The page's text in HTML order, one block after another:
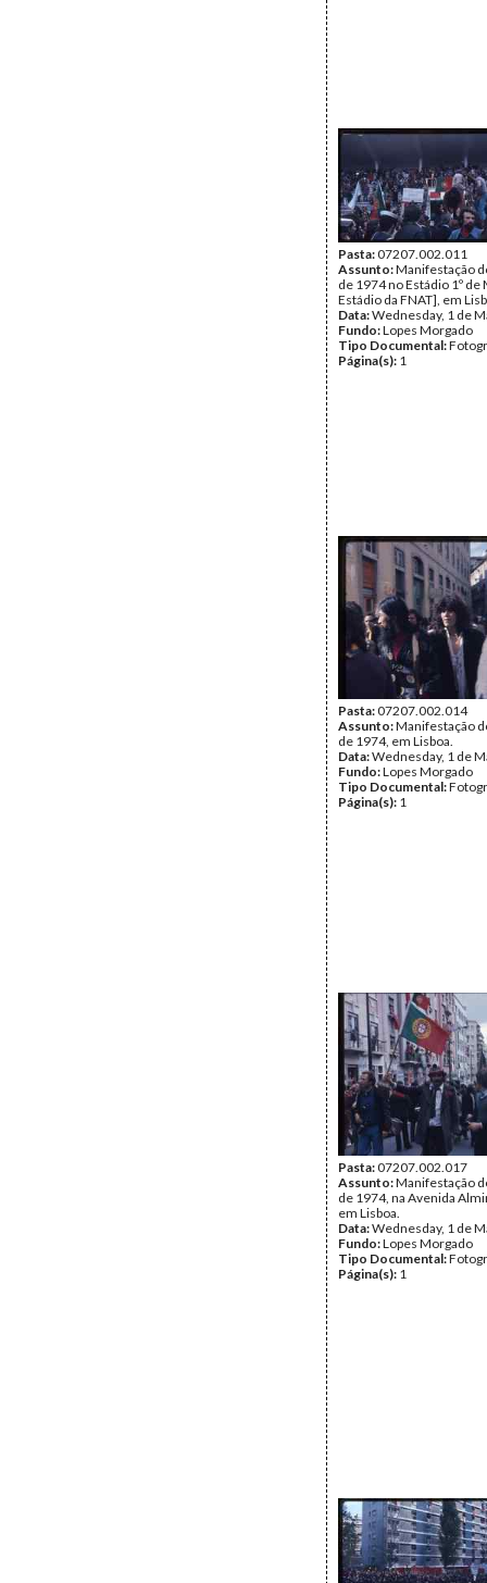
Pasta:07207.002.011
Assunto:Manifestação
de 1974 no Estádio 1º de
Estádio da FNAT], em
Data:Wednesday, 1 de
Fundo:Lopes Morgado
Tipo Documental:
Página(s): 1
Pasta:07207.002.014
Assunto:Manifestação
de 1974, em Lisboa.
Data:Wednesday, 1 de
Fundo:Lopes Morgado
Tipo Documental:
Página(s): 1
Pasta:07207.002.017
Assunto:Manifestação
de 1974, na Avenida
em Lisboa.
Data:Wednesday, 1 de
Fundo:Lopes Morgado
Tipo Documental:
Página(s): 1